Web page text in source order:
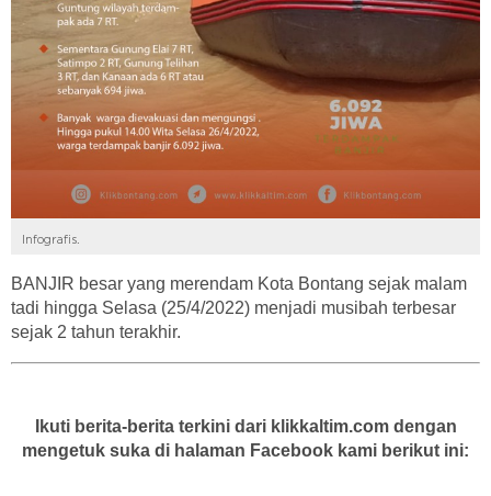
Infografis.
BANJIR besar yang merendam Kota Bontang sejak malam
tadi hingga Selasa (25/4/2022) menjadi musibah terbesar
sejak 2 tahun terakhir.
Ikuti berita-berita terkini dari klikkaltim.com dengan
mengetuk suka di halaman Facebook kami berikut ini: